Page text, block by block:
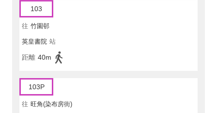
103
往 竹園邨
英皇書院 站
距離 40m
103P
往 旺角(染布房街)